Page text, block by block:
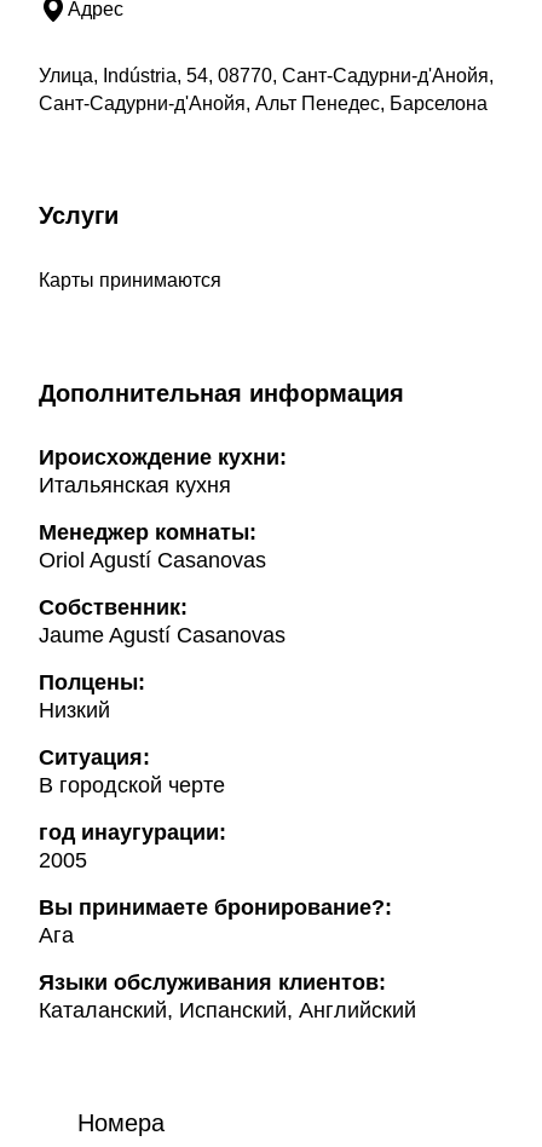
Адрес
Улица, Indústria, 54, 08770, Сант-Садурни-д'Анойя,
Сант-Садурни-д'Анойя, Альт Пенедес, Барселона
Услуги
Карты принимаются
Дополнительная информация
Ироисхождение кухни:
Итальянская кухня
Менеджер комнаты:
Oriol Agustí Casanovas
Собственник:
Jaume Agustí Casanovas
Полцены:
Низкий
Ситуация:
В городской черте
год инаугурации:
2005
Вы принимаете бронирование?:
Ага
Языки обслуживания клиентов:
Каталанский, Испанский, Английский
Номера